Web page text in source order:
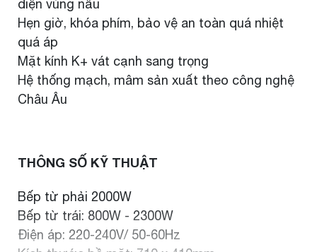
diện vùng nấu
Hẹn giờ, khóa phím, bảo vệ an toàn quá nhiệt
quá áp
Mặt kính K+ vát cạnh sang trọng
Hệ thống mạch, mâm sản xuất theo công nghệ
Châu Âu
THÔNG SỐ KỸ THUẬT
Bếp từ phải 2000W
Bếp từ trái: 800W - 2300W
Điện áp: 220-240V/ 50-60Hz